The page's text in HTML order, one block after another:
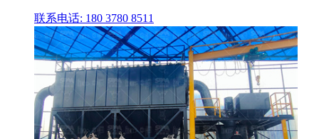
联系电话: 180 3780 8511